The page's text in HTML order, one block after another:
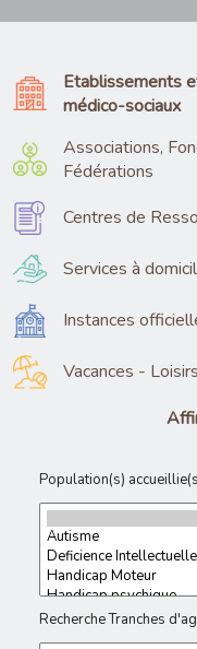
Etablissements
médico-sociaux
Associations,
Fédérations
Centres de
Services à
Instances
Vacances - Loisirs
Population(s)
Recherche Tranches